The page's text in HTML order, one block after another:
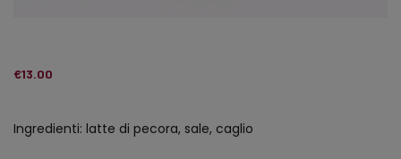
€13.00
Ingredienti: latte di pecora, sale, caglio